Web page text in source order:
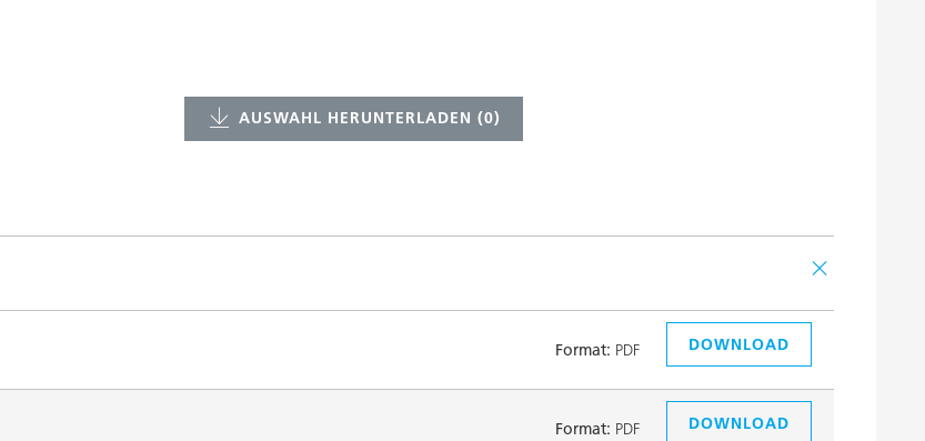
AUSWAHL HERUNTERLADEN (0)
Format: PDF DOWNLOAD
Format: PDF DOWNLOAD